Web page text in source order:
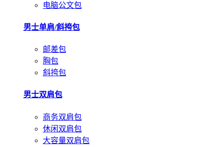
电脑公文包
男士单肩/斜挎包
邮差包
胸包
斜挎包
男士双肩包
商务双肩包
休闲双肩包
大容量双肩包